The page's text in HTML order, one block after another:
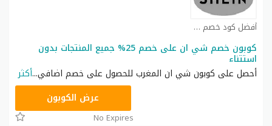
أفضل كود خصم شي ان كوبون
كوبون خصم شي ان على خصم 25% جميع المنتجات بدون
استتناء
أحصل على كوبون شي ان المغرب للحصول على خصم اضافي...أكثر
عرض الكوبون
No Expires